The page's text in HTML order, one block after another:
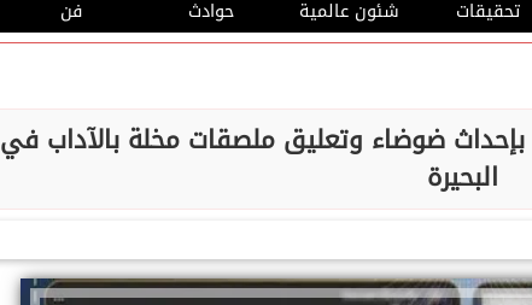
تحقيقات شئون عالمية حوادث فن
ضوضاء وتعليق ملصقات مخلة بالآداب في
البحيرة